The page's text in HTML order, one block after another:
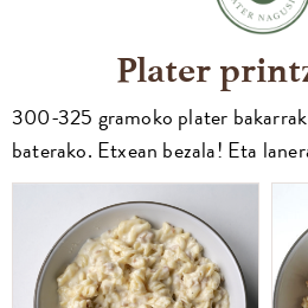
Plater
300-325 gramoko plater
baterako. Etxean bezala! Eta